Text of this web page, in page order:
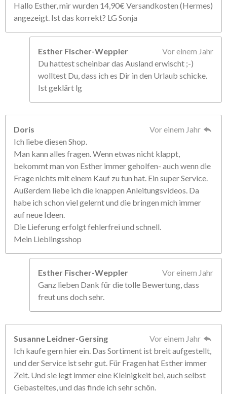
Hallo Esther, mir wurden 14,90€ Versandkosten (Hermes)
angezeigt. Ist das korrekt? LG Sonja
Esther Fischer-Weppler
Vor einem Jahr
Du hattest scheinbar das Ausland erwischt ;-)
wolltest Du, dass ich es Dir in den Urlaub schicke.
Ist geklärt lg
Doris
Vor einem Jahr
Ich liebe diesen Shop.
Man kann alles fragen. Wenn etwas nicht klappt,
bekommt man von Esther immer geholfen- auch wenn die
Frage nichts mit einem Kauf zu tun hat. Ein super Service.
Außerdem liebe ich die knappen Anleitungsvideos. Da
habe ich schon viel gelernt und die bringen mich immer
auf neue Ideen.
Die Lieferung erfolgt fehlerfrei und schnell.
Mein Lieblingsshop
Esther Fischer-Weppler
Vor einem Jahr
Ganz lieben Dank für die tolle Bewertung, dass
freut uns doch sehr.
Susanne Leidner-Gersing
Vor einem Jahr
Ich kaufe gern hier ein. Das Sortiment ist breit aufgestellt,
und der Service ist sehr gut. Für Fragen hat Esther immer
Zeit. Und sie legt immer eine Kleinigkeit bei, auch selbst
Gebasteltes, und das finde ich sehr schön.